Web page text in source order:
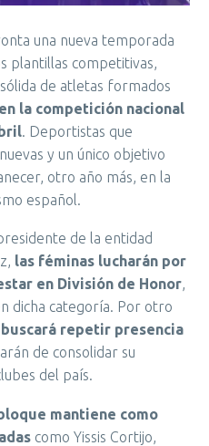
una nueva temporada
plantillas competitivas,
de atletas formados
la competición nacional
. Deportistas que
y un único objetivo
otro año más, en la
español.
de la entidad
las féminas lucharán por
en División de Honor,
dicha categoría. Por otro
repetir presencia
de consolidar su
del país.
mantiene como
como Yissis Cortijo,